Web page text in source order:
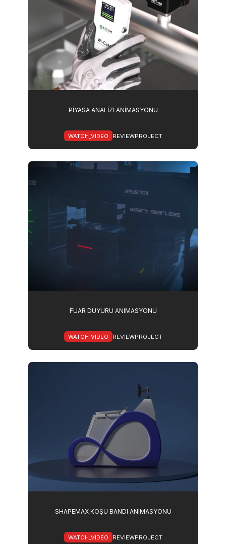
PİYASA ANALİZİ ANİMASYONU
WATCH_VIDEO REVIEWPROJECT
FUAR DUYURU ANIMASYONU
WATCH_VIDEO REVIEWPROJECT
SHAPEMAX KOŞU BANDI ANIMASYONU
WATCH_VIDEO REVIEWPROJECT